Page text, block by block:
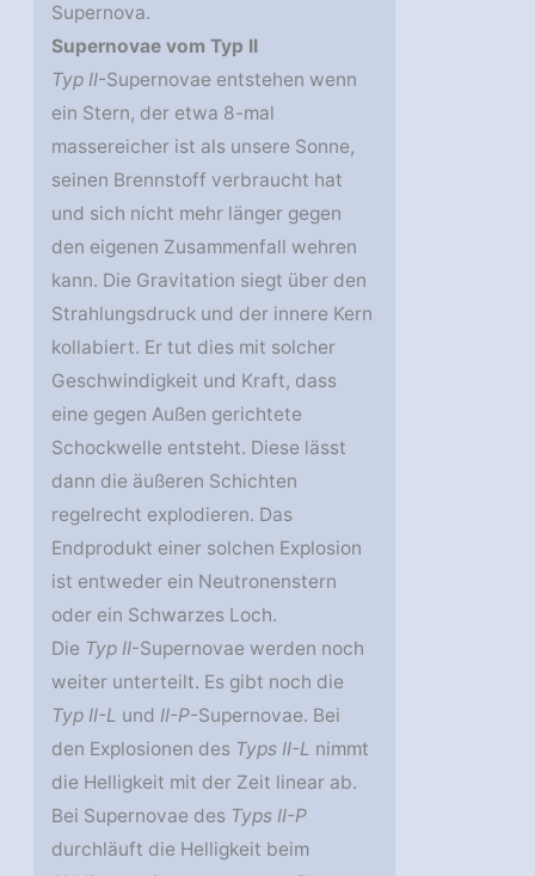
Supernova.
Supernovae vom Typ II
Typ II-Supernovae entstehen wenn
ein Stern, der etwa 8-mal
massereicher ist als unsere Sonne,
seinen Brennstoff verbraucht hat
und sich nicht mehr länger gegen
den eigenen Zusammenfall wehren
kann. Die Gravitation siegt über den
Strahlungsdruck und der innere Kern
kollabiert. Er tut dies mit solcher
Geschwindigkeit und Kraft, dass
eine gegen Außen gerichtete
Schockwelle entsteht. Diese lässt
dann die äußeren Schichten
regelrecht explodieren. Das
Endprodukt einer solchen Explosion
ist entweder ein Neutronenstern
oder ein Schwarzes Loch.
Die Typ II-Supernovae werden noch
weiter unterteilt. Es gibt noch die
Typ II-L undII-P-Supernovae. Bei
den Explosionen des Typs II-L nimmt
die Helligkeit mit der Zeit linear ab.
Bei Supernovae des Typs II-P
durchläuft die Helligkeit beim